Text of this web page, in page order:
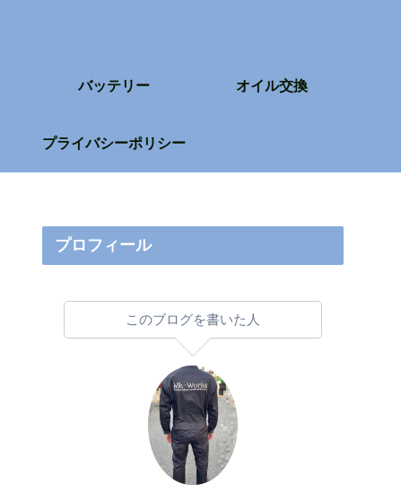
バッテリー オイル交換
プライバシーポリシー
プロフィール
このブログを書いた人